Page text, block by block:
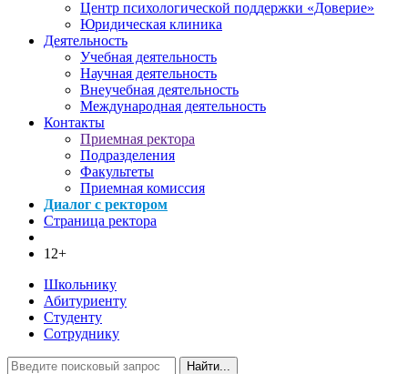
Центр психологической поддержки «Доверие»
Юридическая клиника
Деятельность
Учебная деятельность
Научная деятельность
Внеучебная деятельность
Международная деятельность
Контакты
Приемная ректора
Подразделения
Факультеты
Приемная комиссия
Диалог с ректором
Страница ректора
12+
Школьнику
Абитуриенту
Студенту
Сотруднику
Найти...